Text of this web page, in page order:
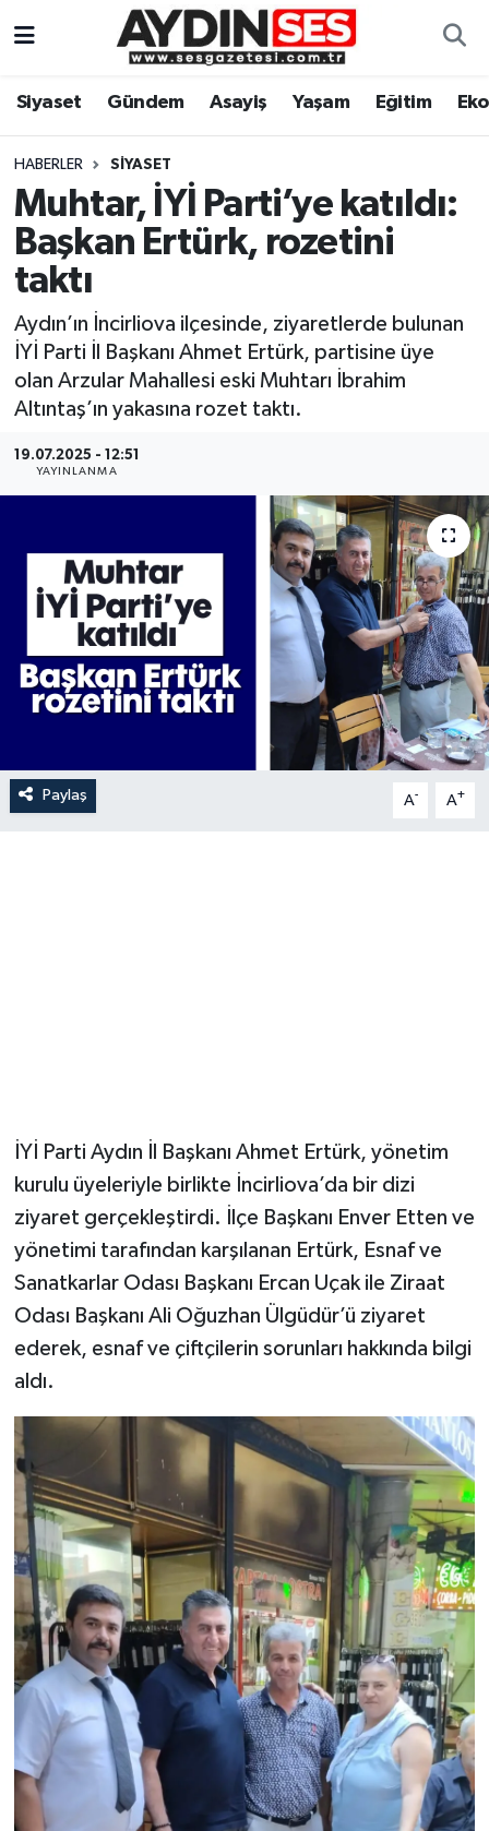
Siyaset Gündem Asayiş Yaşam Eğitim
HABERLER SIYASET
Muhtar, İYİ Parti’ye katıldı:
Başkan Ertürk, rozetini
taktı
Aydın’ın İncirliova ilçesinde, ziyaretlerde bulunan
İYİ Parti İl Başkanı Ahmet Ertürk, partisine üye
olan Arzular Mahallesi eski Muhtarı İbrahim
Altıntaş’ın yakasına rozet taktı.
19.07.2025 - 12:51
YAYINLANMA
Paylaş A- A+
İYİ Parti Aydın İl Başkanı Ahmet Ertürk, yönetim
kurulu üyeleriyle birlikte İncirliova’da bir dizi
ziyaret gerçekleştirdi. İlçe Başkanı Enver Etten ve
yönetimi tarafından karşılanan Ertürk, Esnaf ve
Sanatkarlar Odası Başkanı Ercan Uçak ile Ziraat
Odası Başkanı Ali Oğuzhan Ülgüdür’ü ziyaret
ederek, esnaf ve çiftçilerin sorunları hakkında bilgi
aldı.
Gündem
Siyaset
Ekonomi
Eğitim
Kültür Sanat
Spor
Aydın Hava Durumu
Aydin Namaz Vakitleri
Aydın Trafik Yoğunluk Haritası
Tüm Manşetler
Son Dakika Haberleri
Haber Arşivi